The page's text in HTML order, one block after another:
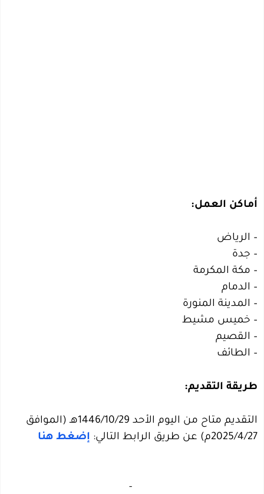
أماكن العمل:
– الرياض
– جدة
– مكة المكرمة
– الدمام
– المدينة المنورة
– خميس مشيط
– القصيم
– الطائف
طريقة التقديم:
التقديم متاح من اليوم الأحد 1446/10/29هـ (الموافق
2025/4/27م) عن طريق الرابط التالي:
إضغط هنا
-‏